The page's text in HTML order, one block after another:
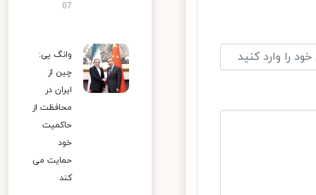
07
وانگ یی:
چین از
ایران در
محافظت از
حاکمیت
خود
حمایت می
کند